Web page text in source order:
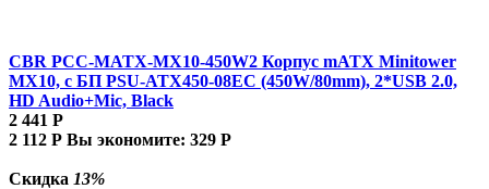
CBR PCC-MATX-MX10-450W2 Корпус mATX Minitower
MX10, c БП PSU-ATX450-08EC (450W/80mm), 2*USB 2.0,
HD Audio+Mic, Black
2 441 Р
2 112 Р Вы экономите: 329 Р
Скидка 13%